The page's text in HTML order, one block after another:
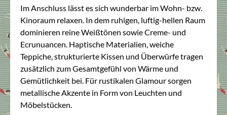
Im Anschluss lässt es sich wunderbar im Wohn- bzw.
Kinoraum relaxen. In dem ruhigen, luftig-hellen Raum
dominieren reine Weißtönen sowie Creme- und
Ecrunuancen. Haptische Materialien, weiche
Teppiche, strukturierte Kissen und Überwürfe tragen
zusätzlich zum Gesamtgefühl von Wärme und
Gemütlichkeit bei. Für rustikalen Glamour sorgen
metallische Akzente in Form von Leuchten und
Möbelstücken.